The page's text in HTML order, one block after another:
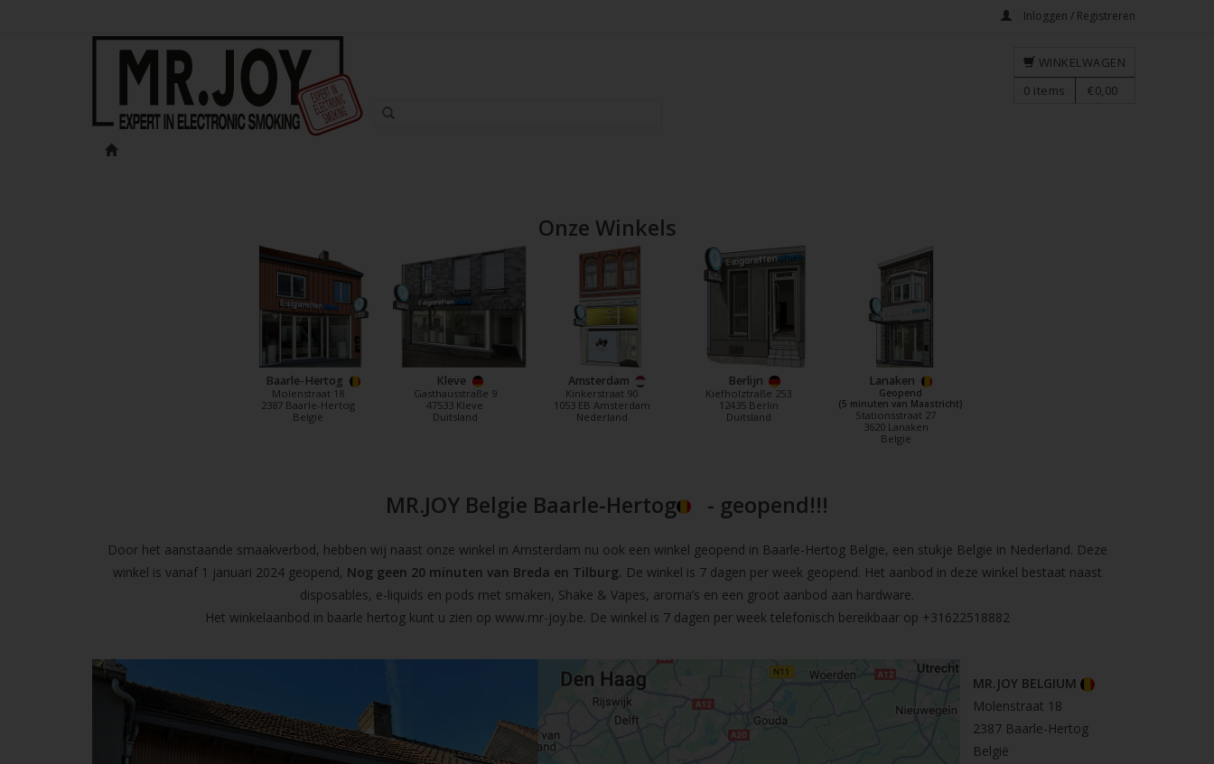
Inloggen / Registreren
WINKELWAGEN
0 items €0,00
Onze Winkels
Baarle-Hertog
Molenstraat 18
2387 Baarle-Hertog
België
Kleve
Gasthausstraße 9
47533 Kleve
Duitsland
Amsterdam
Kinkerstraat 90
1053 EB Amsterdam
Nederland
Berlijn
Kiefholztraße 253
12435 Berlin
Duitsland
Lanaken
Geopend
(5 minuten van Maastricht)
Stationsstraat 27
3620 Lanaken
België
MR.JOY Belgie Baarle-Hertog - geopend!!!
Door het aanstaande smaakverbod, hebben wij naast onze winkel in Amsterdam nu ook een winkel geopend in Baarle-Hertog Belgie, een stukje Belgie in Nederland. Deze
winkel is vanaf 1 januari 2024 geopend, Nog geen 20 minuten van Breda en Tilburg. De winkel is 7 dagen per week geopend. Het aanbod in deze winkel bestaat naast
disposables, e-liquids en pods met smaken, Shake & Vapes, aroma’s en een groot aanbod aan hardware.
Het winkelaanbod in baarle hertog kunt u zien op www.mr-joy.be. De winkel is 7 dagen per week telefonisch bereikbaar op +31622518882
MR.JOY BELGIUM
Molenstraat 18
2387 Baarle-Hertog
België